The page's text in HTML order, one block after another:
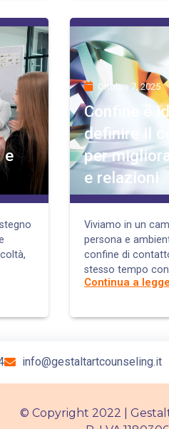
e
Ottobre 7, 2025
Confine e
definire il
per
e relazioni
Viviamo in un
persona e
confine di
stesso tempo
Continua a
info@gestaltartcounseling.it
© Copyright 2022 |